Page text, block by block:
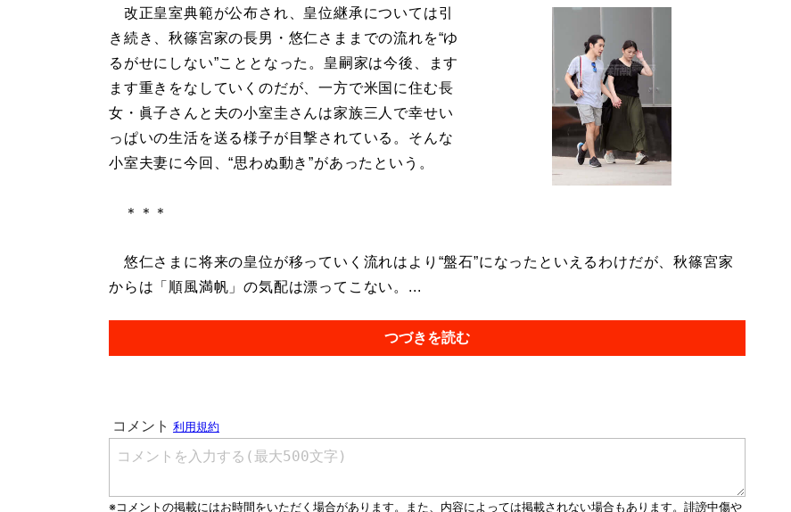
改正皇室典範が公布され、皇位継承については引
き続き、秋篠宮家の長男・悠仁さままでの流れを“ゆ
るがせにしない”こととなった。皇嗣家は今後、ます
ます重きをなしていくのだが、一方で米国に住む長
女・眞子さんと夫の小室圭さんは家族三人で幸せい
っぱいの生活を送る様子が目撃されている。そんな
小室夫妻に今回、“思わぬ動き”があったという。
＊＊＊
悠仁さまに将来の皇位が移っていく流れはより“盤石”になったといえるわけだが、秋篠宮家
からは「順風満帆」の気配は漂ってこない。...
つづきを読む